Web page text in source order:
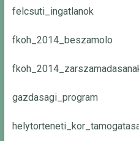
felcsuti_ingatlanok
fkoh_2014_beszamolo
gazdasagi_program